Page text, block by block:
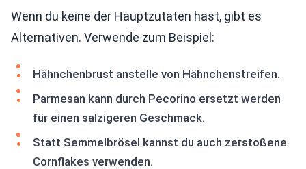
Wenn du keine der Hauptzutaten hast, gibt es
Alternativen. Verwende zum Beispiel:
Hähnchenbrust anstelle von Hähnchenstreifen.
Parmesan kann durch Pecorino ersetzt werden
für einen salzigeren Geschmack.
Statt Semmelbrösel kannst du auch zerstoßene
Cornflakes verwenden.